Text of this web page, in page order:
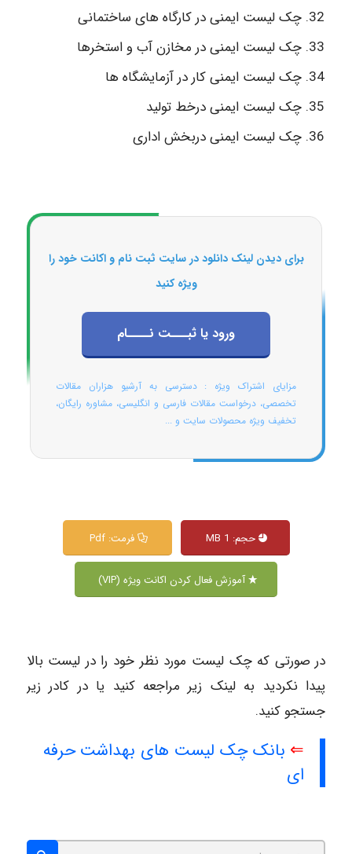
چک لیست ایمنی در کارگاه های ساختمانی
چک لیست ایمنی در مخازن آب و استخرها
چک لیست ایمنی کار در آزمایشگاه ها
چک لیست ایمنی درخط تولید
چک لیست ایمنی دربخش اداری
برای دیدن لینک دانلود در سایت ثبت نام و اکانت خود را
ویژه کنید
ورود یا ثبـــت نــــام
مزایای اشتراک ویژه : دسترسی به آرشیو هزاران مقالات
تخصصی، درخواست مقالات فارسی و انگلیسی، مشاوره رایگان،
تخفیف ویژه محصولات سایت و ...
حجم: 1 MB فرمت: Pdf
آموزش فعال کردن اکانت ویژه (VIP)
در صورتی که چک لیست مورد نظر خود را در لیست بالا
پیدا نکردید به لینک زیر مراجعه کنید یا در کادر زیر
جستجو کنید.
⇐ بانک چک لیست های بهداشت حرفه
ای